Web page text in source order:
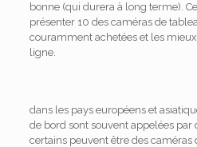
bonne (qui durera à long terme).
présenter 10 des caméras de
couramment achetées et les
ligne.
dans les pays européens et
de bord sont souvent appelées
certains peuvent être des caméras